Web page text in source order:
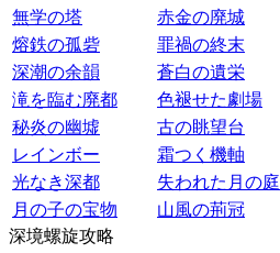
無学の塔
赤金の廃城
熔鉄の孤砦
罪禍の終末
深潮の余韻
蒼白の遺栄
滝を臨む廃都
色褪せた劇場
秘炎の幽墟
古の眺望台
レインボー
霜つく機軸
光なき深都
失われた月の庭
月の子の宝物
山風の荊冠
深境螺旋攻略